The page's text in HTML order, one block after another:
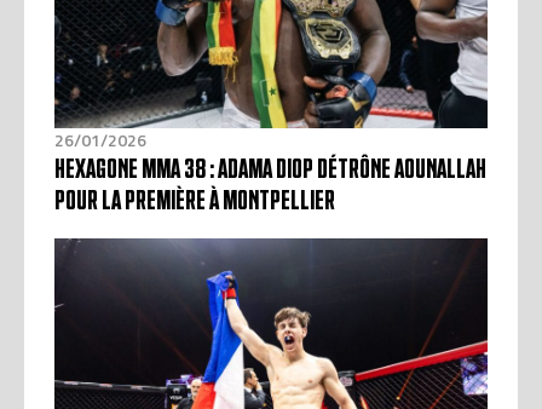
26/01/2026
HEXAGONE MMA 38 : ADAMA DIOP DÉTRÔNE AOUNALLAH
POUR LA PREMIÈRE À MONTPELLIER